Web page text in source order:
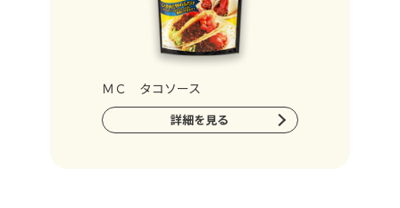
ＭＣ タコソース
詳細を見る